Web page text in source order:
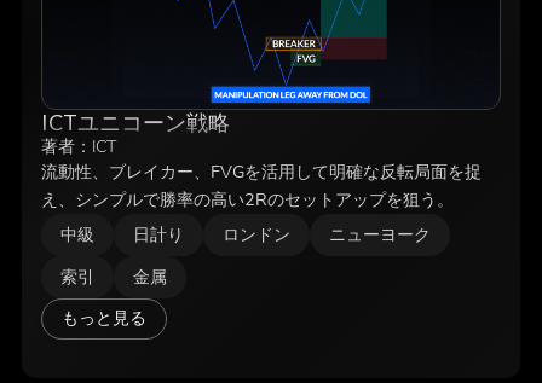
ICTユニコーン戦略
著者： ICT
流動性、ブレイカー、FVGを活用して明確な反転局面を捉
え、シンプルで勝率の高い2Rのセットアップを狙う。
中級 日計り ロンドン
ニューヨーク
索引
金属
もっと見る